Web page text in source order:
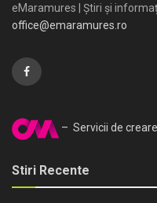
eMaramures | Știri și
office@emaramures.ro
– Servicii de
Stiri Recente